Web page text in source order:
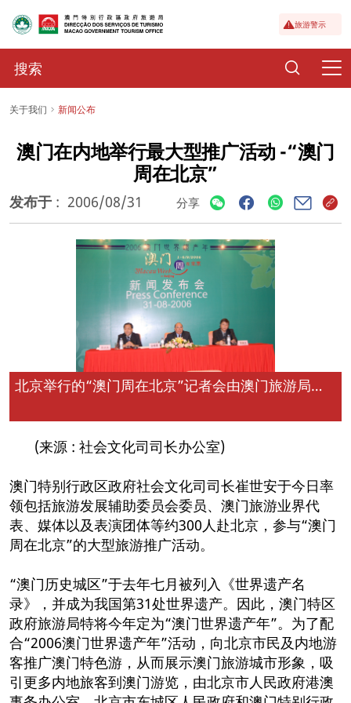
旅游警示
关于我们 新闻公布
澳门在内地举行最大型推广活动 -“澳门
周在北京”
发布于 : 2006/08/31 分享
北京举行的“澳门周在北京”记者会由澳门旅游局局长安栋梁（中）北京市政府港澳事务办公室副主任李红海(左)及东城区人民政府副区长王佩立主持
(来源 : 社会文化司司长办公室)
澳门特别行政区政府社会文化司司长崔世安于今日率
领包括旅游发展辅助委员会委员、澳门旅游业界代
表、媒体以及表演团体等约300人赴北京，参与“澳门
周在北京”的大型旅游推广活动。
“澳门历史城区”于去年七月被列入《世界遗产名
录》，并成为我国第31处世界遗产。因此，澳门特区
政府旅游局特将今年定为“澳门世界遗产年”。为了配
合“2006澳门世界遗产年”活动，向北京市民及内地游
客推广澳门特色游，从而展示澳门旅游城市形象，吸
引更多内地旅客到澳门游览，由北京市人民政府港澳